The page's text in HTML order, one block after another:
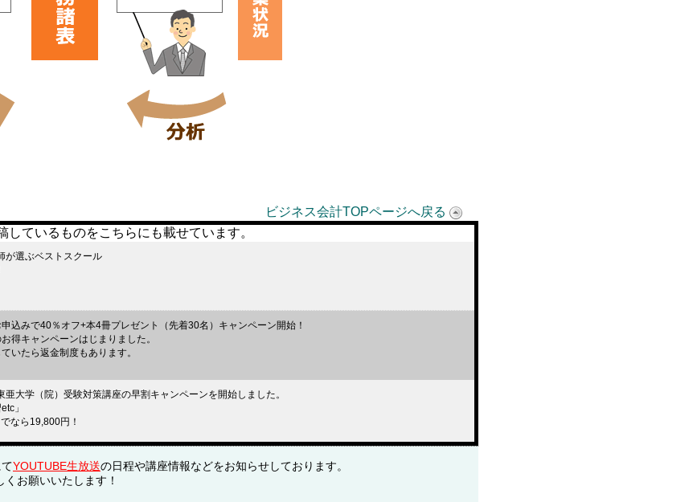
ビジネス会計TOPページへ戻る
しているものをこちらにも載せています。
が選ぶベストスクール
込みで40％オフ+本4冊プレゼント（先着30名）キャンペーン開始！
キャンペーンはじまりました。
いたら返金制度もあります。
大学（院）受験対策講座の早割キャンペーンを開始しました。
」
なら19,800円！
ースしました】
座をまとめたお得なセットをリリースしました。
めです。
YOUTUBE生放送の日程や講座情報などをお知らせしております。
お願いいたします！